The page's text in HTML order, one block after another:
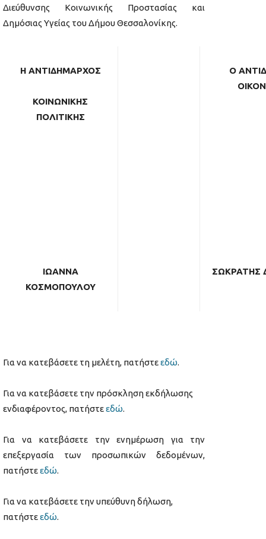
Διεύθυνσης Κοινωνικής Προστασίας και
Δημόσιας Υγείας του Δήμου Θεσσαλονίκης.
Η ΑΝΤΙΔΗΜΑΡΧΟΣ
ΚΟΙΝΩΝΙΚΗΣ
ΠΟΛΙΤΙΚΗΣ
ΙΩΑΝΝΑ
ΚΟΣΜΟΠΟΥΛΟΥ
Ο
ΣΩΚΡΑΤΗΣ
Για να κατεβάσετε τη μελέτη, πατήστεεδώ.
Για να κατεβάσετε την πρόσκληση εκδήλωσης
ενδιαφέροντος, πατήστεεδώ.
Για να κατεβάσετε την ενημέρωση για την
επεξεργασία των προσωπικών δεδομένων,
πατήστεεδώ.
Για να κατεβάσετε την υπεύθυνη δήλωση,
πατήστεεδώ.